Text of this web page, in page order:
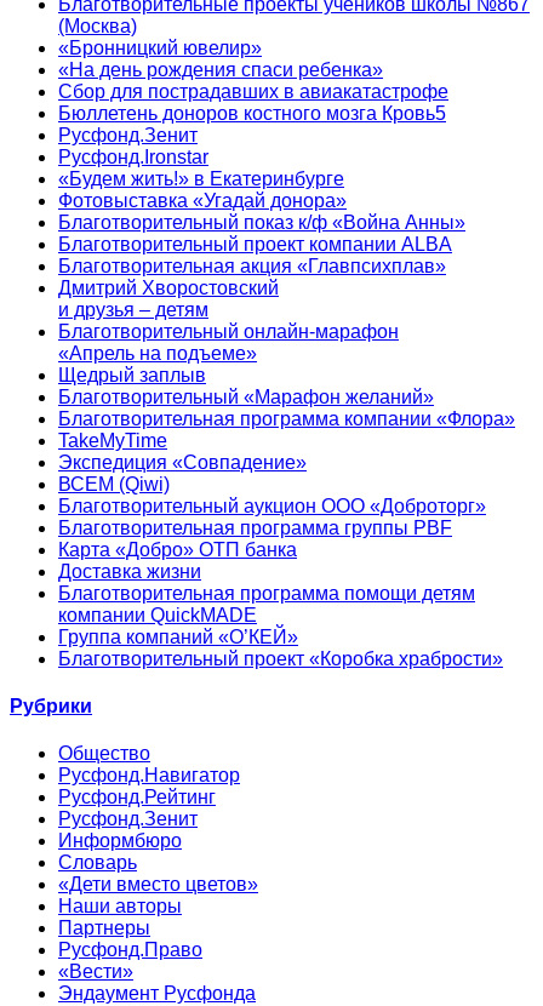
(Москва)
«Бронницкий ювелир»
«На день рождения спаси ребенка»
Сбор для пострадавших в авиакатастрофе
Бюллетень доноров костного мозга Кровь5
Русфонд.Зенит
Русфонд.Ironstar
«Будем жить!» в Екатеринбурге
Фотовыставка «Угадай донора»
Благотворительный показ к/ф «Война Анны»
Благотворительный проект компании ALBA
Благотворительная акция «Главпсихплав»
Дмитрий Хворостовский
и друзья – детям
Благотворительный онлайн‑марафон
«Апрель на подъеме»
Щедрый заплыв
Благотворительный «Марафон желаний»
Благотворительная программа компании «Флора»
TakeMyTime
Экспедиция «Совпадение»
ВСЕМ (Qiwi)
Благотворительный аукцион ООО «Доброторг»
Благотворительная программа группы PBF
Карта «Добро» ОТП банка
Доставка жизни
Благотворительная программа помощи детям
компании QuickMADE
Группа компаний «О’КЕЙ»
Благотворительный проект «Коробка храбрости»
Рубрики
Общество
Русфонд.Навигатор
Русфонд.Рейтинг
Русфонд.Зенит
Информбюро
Словарь
«Дети вместо цветов»
Наши авторы
Партнеры
Русфонд.Право
«Вести»
Эндаумент Русфонда